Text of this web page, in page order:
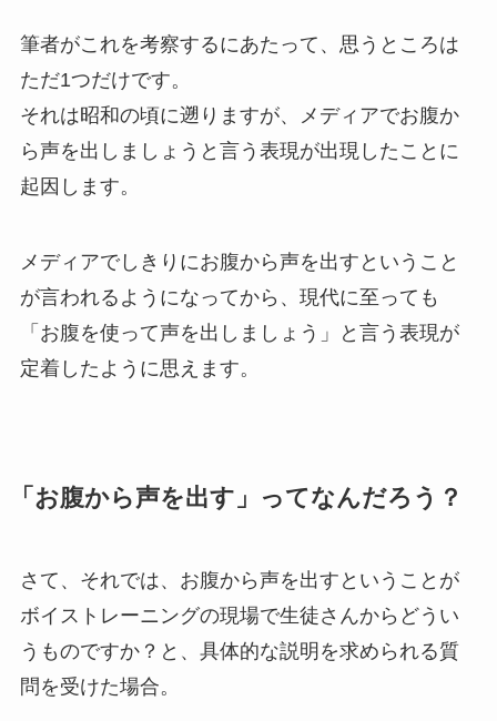
筆者がこれを考察するにあたって、思うところは
ただ1つだけです。
それは昭和の頃に遡りますが、メディアでお腹か
ら声を出しましょうと言う表現が出現したことに
起因します。
メディアでしきりにお腹から声を出すということ
が言われるようになってから、現代に至っても
「お腹を使って声を出しましょう」と言う表現が
定着したように思えます。
「お腹から声を出す」ってなんだろう？
さて、それでは、お腹から声を出すということが
ボイストレーニングの現場で生徒さんからどうい
うものですか？と、具体的な説明を求められる質
問を受けた場合。